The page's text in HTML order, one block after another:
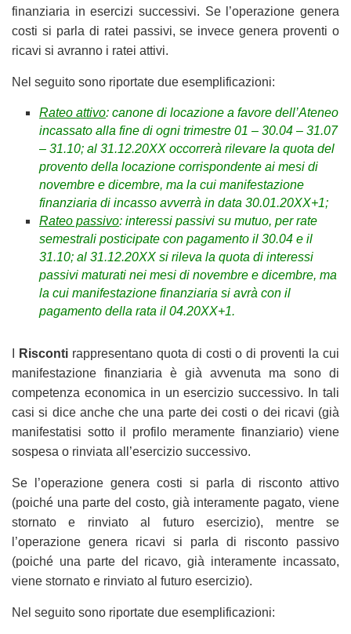
finanziaria in esercizi successivi. Se l’operazione genera
costi si parla di ratei passivi, se invece genera proventi o
ricavi si avranno i ratei attivi.
Nel seguito sono riportate due esemplificazioni:
Rateo attivo: canone di locazione a favore dell’Ateneo
incassato alla fine di ogni trimestre 01 – 30.04 – 31.07
– 31.10; al 31.12.20XX occorrerà rilevare la quota del
provento della locazione corrispondente ai mesi di
novembre e dicembre, ma la cui manifestazione
finanziaria di incasso avverrà in data 30.01.20XX+1;
Rateo passivo: interessi passivi su mutuo, per rate
semestrali posticipate con pagamento il 30.04 e il
31.10; al 31.12.20XX si rileva la quota di interessi
passivi maturati nei mesi di novembre e dicembre, ma
la cui manifestazione finanziaria si avrà con il
pagamento della rata il 04.20XX+1.
Risconti rappresentano quota di costi o di proventi la cui
manifestazione finanziaria è già avvenuta ma sono di
competenza economica in un esercizio successivo. In tali
casi si dice anche che una parte dei costi o dei ricavi (già
manifestatisi sotto il profilo meramente finanziario) viene
sospesa o rinviata all’esercizio successivo.
Se l’operazione genera costi si parla di risconto attivo
(poiché una parte del costo, già interamente pagato, viene
stornato e rinviato al futuro esercizio), mentre se
l’operazione genera ricavi si parla di risconto passivo
(poiché una parte del ricavo, già interamente incassato,
viene stornato e rinviato al futuro esercizio).
Nel seguito sono riportate due esemplificazioni: